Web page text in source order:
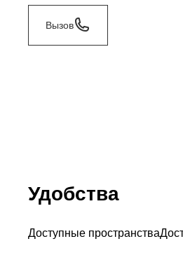
Вызов
Удобства
Доступные пространства